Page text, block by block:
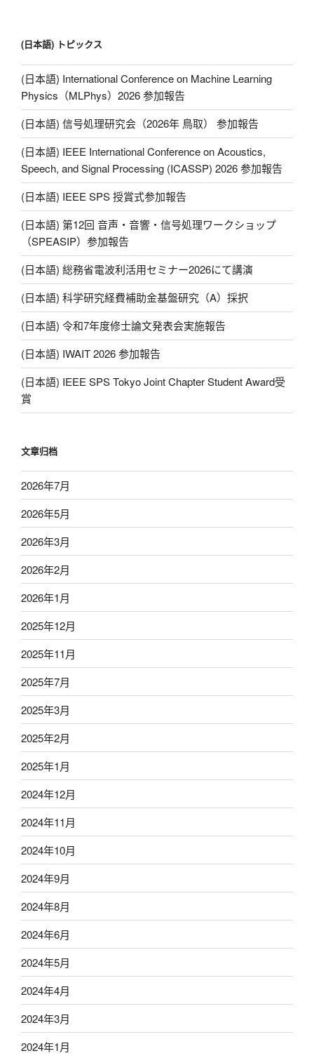
Li
n
k
(日本語) トピックス
(日本語) International Conference on Machine Learning
Physics（MLPhys）2026 参加報告
(日本語) 信号処理研究会（2026年 鳥取） 参加報告
(日本語) IEEE International Conference on Acoustics,
Speech, and Signal Processing (ICASSP) 2026 参加報告
(日本語) IEEE SPS 授賞式参加報告
(日本語) 第12回 音声・音響・信号処理ワークショップ
（SPEASIP）参加報告
(日本語) 総務省電波利活用セミナー2026にて講演
(日本語) 科学研究経費補助金基盤研究（A）採択
(日本語) 令和7年度修士論文発表会実施報告
(日本語) IWAIT 2026 参加報告
(日本語) IEEE SPS Tokyo Joint Chapter Student Award受
賞
文章归档
2026年7月
2026年5月
2026年3月
2026年2月
2026年1月
2025年12月
2025年11月
2025年7月
2025年3月
2025年2月
2025年1月
2024年12月
2024年11月
2024年10月
2024年9月
2024年8月
2024年6月
2024年5月
2024年4月
2024年3月
2024年1月